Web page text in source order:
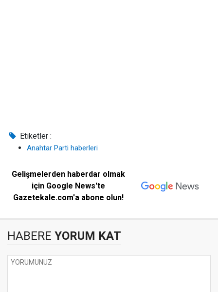
Etiketler :
Anahtar Parti haberleri
Gelişmelerden haberdar olmak
için Google News'te
Gazetekale.com'a abone olun!
HABERE YORUM KAT